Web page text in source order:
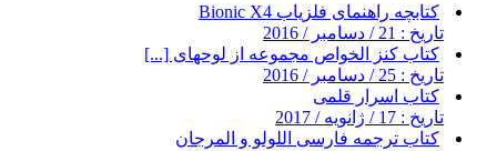
کتابچه راهنمای فلزیاب Bionic X4
تاریخ : 21 / دسامبر / 2016
کتاب کنز الخواص مجموعه از لوحهای [...]
تاریخ : 25 / دسامبر / 2016
کتاب اسرار قلمی
تاریخ : 17 / ژانویه / 2017
کتاب ترجمه فارسی اللولو و المرجان